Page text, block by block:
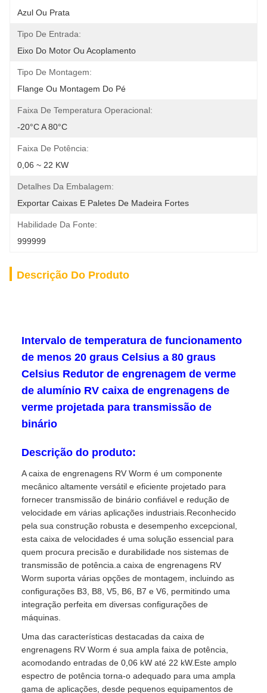
Azul Ou Prata
Tipo De Entrada:
Eixo Do Motor Ou Acoplamento
Tipo De Montagem:
Flange Ou Montagem Do Pé
Faixa De Temperatura Operacional:
-20°C A 80°C
Faixa De Potência:
0,06 ~ 22 KW
Detalhes Da Embalagem:
Exportar Caixas E Paletes De Madeira Fortes
Habilidade Da Fonte:
999999
Descrição Do Produto
Intervalo de temperatura de funcionamento
de menos 20 graus Celsius a 80 graus
Celsius Redutor de engrenagem de verme
de alumínio RV caixa de engrenagens de
verme projetada para transmissão de
binário
Descrição do produto:
A caixa de engrenagens RV Worm é um componente
mecânico altamente versátil e eficiente projetado para
fornecer transmissão de binário confiável e redução de
velocidade em várias aplicações industriais.Reconhecido
pela sua construção robusta e desempenho excepcional,
esta caixa de velocidades é uma solução essencial para
quem procura precisão e durabilidade nos sistemas de
transmissão de potência.a caixa de engrenagens RV
Worm suporta várias opções de montagem, incluindo as
configurações B3, B8, V5, B6, B7 e V6, permitindo uma
integração perfeita em diversas configurações de
máquinas.
Uma das características destacadas da caixa de
engrenagens RV Worm é sua ampla faixa de potência,
acomodando entradas de 0,06 kW até 22 kW.Este amplo
espectro de potência torna-o adequado para uma ampla
gama de aplicações, desde pequenos equipamentos de